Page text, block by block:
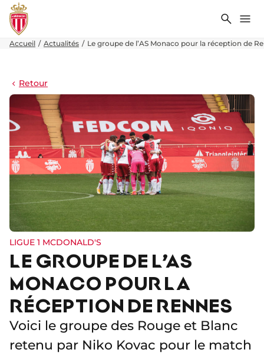
Accueil Actualités Le groupe de l’AS Monaco pour la réception de
Retour
LIGUE 1 MCDONALD'S
LE GROUPE DE L’AS
MONACO POUR LA
RÉCEPTION DE RENNES
Voici le groupe des Rouge et Blanc
retenu par Niko Kovac pour le match